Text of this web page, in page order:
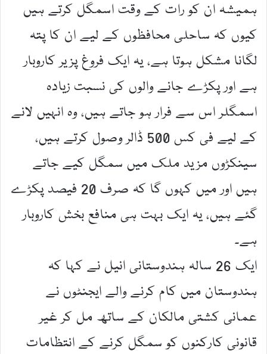
ہمیشہ ان کو رات کے وقت اسمگل کرتے ہیں
کیوں کہ ساحلی محافظوں کے لیے ان کا پتہ
لگانا مشکل ہوتا ہے، یہ ایک فروغ پزیر کاروبار
ہے اور پکڑے جانے والوں کی نسبت زیادہ
اسمگلر اس سے فرار ہو جاتے ہیں، وہ انہیں لانے
کے لیے فی کس 500 ڈالر وصول کرتے ہیں،
سینکڑوں مزید ملک میں سمگل کیے جاتے
ہیں اور میں کہوں گا کہ صرف 20 فیصد پکڑے
گئے ہیں، یہ ایک بہت ہی منافع بخش کاروبار
ہے۔
ایک 26 سالہ ہندوستانی انیل نے کہا کہ
ہندوستان میں کام کرنے والے ایجنٹوں نے
عمانی کشتی مالکان کے ساتھ مل کر غیر
قانونی کارکنوں کو سمگل کرنے کے انتظامات